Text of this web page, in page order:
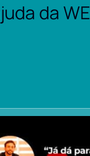
da WE